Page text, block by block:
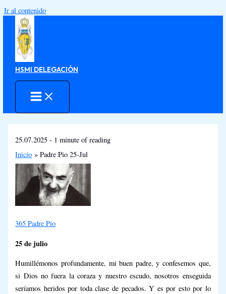
Ir al contenido
HSMI DELEGACIÓN
25.07.2025- 1 minute of reading
Inicio
Padre Pio 25-Jul
365 Padre Pio
25 de julio
Humillémonos profundamente, mi buen padre, y confesemos que,
si Dios no fuera la coraza y nuestro escudo, nosotros enseguida
seríamos heridos por toda clase de pecados. Y es por esto por lo